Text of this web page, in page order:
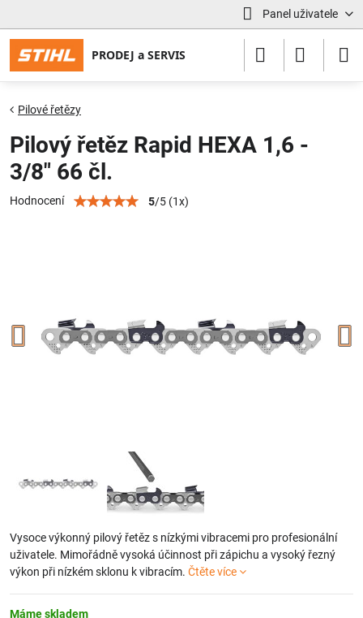
Panel uživatele
Pilové řetězy
Pilový řetěz Rapid HEXA 1,6 -
3/8" 66 čl.
Hodnocení 5/5 (1x)
Vysoce výkonný pilový řetěz s nízkými vibracemi pro profesionální
uživatele. Mimořádně vysoká účinnost při zápichu a vysoký řezný
výkon při nízkém sklonu k vibracím. Čtěte více
Máme skladem